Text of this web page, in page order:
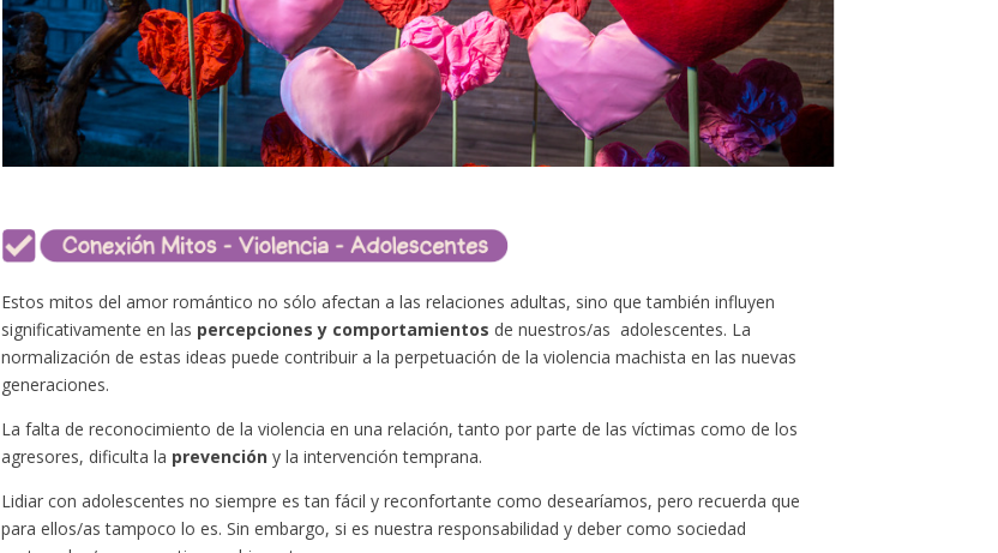
Estos mitos del amor romántico no sólo afectan a las relaciones adultas, sino que también influyen
significativamente en las percepciones y comportamientos de nuestros/as adolescentes. La
normalización de estas ideas puede contribuir a la perpetuación de la violencia machista en las nuevas
generaciones.
La falta de reconocimiento de la violencia en una relación, tanto por parte de las víctimas como de los
agresores, dificulta la prevencióny la intervención temprana.
Lidiar con adolescentes no siempre es tan fácil y reconfortante como desearíamos, pero recuerda que
para ellos/as tampoco lo es. Sin embargo, si es nuestra responsabilidad y deber como sociedad